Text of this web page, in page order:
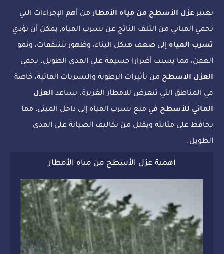
يعتبرعزل الأسطح من مياه الأمطار من أهم الإجراءات التي
تحمي المباني من التلف الناتج عن تسرب المياه, يمكن أن يؤدي
تسرب المياه إلى ضعف هيكل البناء، وظهور تشققات، ونمو
العفن، مما يسبب أضرارا جسيمة على المدى الطويل. يحمى
العزل الاسطح من تأثيرات الرطوبة والتسربات المائية، خاصة
في المناطق التي تتعرض للأمطار الغزيرة. يساعد العزل
المائي للأسطح في منع تسرب المياه إلى داخل المبنى، مما
يحافظ على متانته ويقلل من تكاليف الصيانة على المدى
الطويل.
أهمية عزل الأسطح من مياه الأمطار